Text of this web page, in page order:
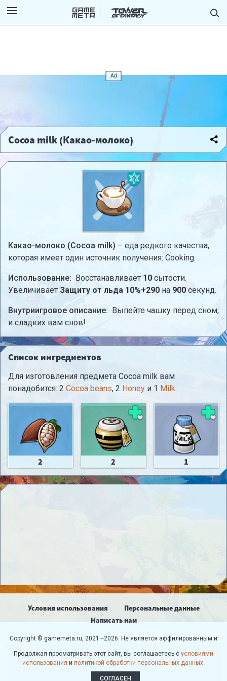
Cocoa milk (Какао-молоко)
Какао-молоко (Cocoa milk) – еда редкого качества,
которая имеет один источник получения: Cooking.
Использование: Восстанавливает 10 сытости.
Увеличивает Защиту от льда 10%+290 на 900 секунд.
Внутриигровое описание: Выпейте чашку перед сном,
и сладких вам снов!
Список ингредиентов
Для изготовления предмета Cocoa milk вам
понадобится: 2 Cocoa beans, 2 Honey и 1 Milk.
2 2 1
Условия использования
Персональные данные
Написать нам
Copyright © gamemeta.ru, 2021—2026. Не является аффилированным и
Использование любых материалов сайта без согласования с
администрацией запрещено.
Продолжая просматривать этот сайт, вы соглашаетесь с условиями
использования и политикой обработки персональных данных.
СОГЛАСЕН